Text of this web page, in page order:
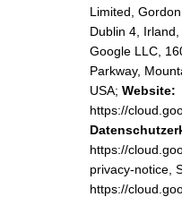
Limited,
Dublin 4,
Google LLC,
Parkway,
USA; Website:
https://
https://
privacy-notice,
https://